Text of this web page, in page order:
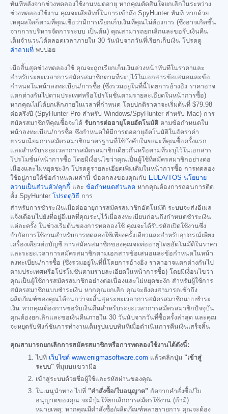
ทันทีหลังจากช่วงทดลองใช้งานหมดอายุ หากคุณตัดสินใจยกเลิกในระหว่าง
ช่วงทดลองใช้งาน คุณจะเสียสิทธิ์ในการเข้าถึง SpyHunter ทันที หากด้วย
เหตุผลใดก็ตามที่คุณเชื่อว่ามีการเรียกเก็บเงินที่คุณไม่ต้องการ (ซึ่งอาจเกิดขึ้น
จากการบริหารจัดการระบบ เป็นต้น) คุณสามารถยกเลิกและขอรับเงินคืน
เต็มจำนวนได้ตลอดเวลาภายใน 30 วันนับจากวันที่เรียกเก็บเงิน โปรดดู
คำถามที่ พบบ่อย
เมื่อสิ้นสุดช่วงทดลองใช้ คุณจะถูกเรียกเก็บเงินล่วงหน้าทันทีในราคาและ
สำหรับระยะเวลาการสมัครสมาชิกตามที่ระบุไว้ในเอกสารข้อเสนอและข้อ
กำหนดในหน้าลงทะเบียน/การซื้อ (ซึ่งรวมอยู่ในที่นี้โดยการอ้างอิง ราคาอาจ
แตกต่างกันไปตามประเทศหรือโปรโมชั่นตามรายละเอียดในหน้าการซื้อ)
หากคุณไม่ได้ยกเลิกภายในเวลาที่กำหนด โดยปกติราคาจะเริ่มต้นที่ $79.98
ต่อครึ่งปี (SpyHunter Pro สำหรับ Windows/SpyHunter สำหรับ Mac) การ
สมัครสมาชิกที่คุณซื้อจะได้ รับการต่ออายุโดยอัตโนมัติ ตามข้อกำหนดใน
หน้าลงทะเบียน/การซื้อ ซึ่งกำหนดให้มีการต่ออายุอัตโนมัติในอัตราค่า
ธรรมเนียมการสมัครสมาชิกมาตรฐานที่ใช้บังคับในขณะที่คุณซื้อครั้งแรก
และสำหรับระยะเวลาการสมัครสมาชิกเดียวกันหรือตามที่ระบุไว้ในเอกสาร
โปรโมชั่น/หน้าการซื้อ โดยมีเงื่อนไขว่าคุณเป็นผู้ใช้ที่สมัครสมาชิกอย่างต่อ
เนื่องและไม่หยุดชะงัก โปรดดูรายละเอียดเพิ่มเติมในหน้าการซื้อ การทดลอง
ใช้อยู่ภายใต้ข้อกำหนดเหล่านี้ ข้อตกลงของคุณกับ EULA/TOS นโยบาย
ความเป็นส่วนตัว/คุกกี้ และ ข้อกำหนดส่วนลด หากคุณต้องการถอนการติด
ตั้ง SpyHunter โปรดดูวิธี การ
สำหรับการชำระเงินเมื่อต่ออายุการสมัครสมาชิกอัตโนมัติ ระบบจะส่งอีเมล
แจ้งเตือนไปยังที่อยู่อีเมลที่คุณระบุไว้เมื่อลงทะเบียนก่อนถึงกำหนดชำระเงิน
แต่ละครั้ง ในช่วงเริ่มต้นของการทดลองใช้ คุณจะได้รับรหัสเปิดใช้งานซึ่ง
จำกัดการใช้งานสำหรับการทดลองใช้เพียงครั้งเดียวและสำหรับอุปกรณ์เพียง
เครื่องเดียวต่อบัญชี การสมัครสมาชิกของคุณจะต่ออายุโดยอัตโนมัติในราคา
และระยะเวลาการสมัครสมาชิกตามเอกสารข้อเสนอและข้อกำหนดในหน้า
ลงทะเบียน/การซื้อ (ซึ่งรวมอยู่ในที่นี้โดยการอ้างอิง ราคาอาจแตกต่างกันไป
ตามประเทศหรือโปรโมชั่นตามรายละเอียดในหน้าการซื้อ) โดยมีเงื่อนไขว่า
คุณเป็นผู้ใช้การสมัครสมาชิกอย่างต่อเนื่องและไม่หยุดชะงัก สำหรับผู้ใช้การ
สมัครสมาชิกแบบชำระเงิน หากคุณยกเลิก คุณจะยังคงสามารถเข้าถึง
ผลิตภัณฑ์ของคุณได้จนกว่าจะสิ้นสุดระยะเวลาการสมัครสมาชิกแบบชำระ
เงิน หากคุณต้องการขอรับเงินคืนสำหรับระยะเวลาการสมัครสมาชิกปัจจุบัน
คุณต้องยกเลิกและขอเงินคืนภายใน 30 วันนับจากวันที่ซื้อครั้งล่าสุด และคุณ
จะหยุดรับฟังก์ชันการทำงานเต็มรูปแบบทันทีเมื่อดำเนินการคืนเงินเสร็จสิ้น
คุณสามารถยกเลิกการสมัครสมาชิกหรือการทดลองใช้งานได้ดังนี้:
ไปที่ เว็บไซต์ www.enigmasoftware.com แล้วคลิกปุ่ม "เข้าสู่
ระบบ" ที่มุมบนขวามือ
เข้าสู่ระบบด้วยชื่อผู้ใช้และรหัสผ่านของคุณ
ในเมนูนำทาง ไปที่ "คำสั่งซื้อ/ใบอนุญาต" ถัดจากคำสั่งซื้อ/ใบ
อนุญาตของคุณ จะมีปุ่มให้ยกเลิกการสมัครใช้งาน (ถ้ามี)
หมายเหตุ: หากคุณมีคำสั่งซื้อ/ผลิตภัณฑ์หลายรายการ คุณจะต้อง